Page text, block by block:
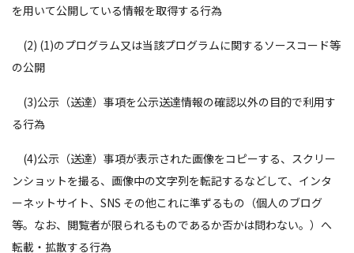
を用いて公開している情報を取得する行為
(2) (1)のプログラム又は当該プログラムに関するソースコード等
の公開
(3)公示（送達）事項を公示送達情報の確認以外の目的で利用す
る行為
(4)公示（送達）事項が表示された画像をコピーする、スクリー
ンショットを撮る、画像中の文字列を転記するなどして、インタ
ーネットサイト、SNS その他これに準ずるもの（個人のブログ
等。なお、閲覧者が限られるものであるか否かは問わない。）へ
転載・拡散する行為